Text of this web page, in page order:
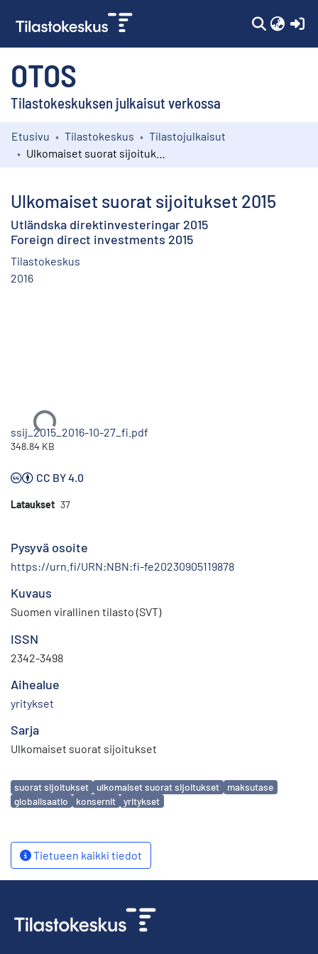
OTOS
Tilastokeskuksen julkaisut verkossa
Kokoelmat
Etusivu Tilastokeskus
Tilastojulkaisut
Ulkomaiset suorat sijoitukset 2015
Utländska direktinvesteringar 2015
Foreign direct investments 2015
Tilastokeskus
2016
Ladataan...
ssij_2015_2016-10-27_fi.pdf
348.84 KB
CC BY 4.0
Lataukset 37
Pysyvä osoite
https://urn.fi/URN:NBN:fi-fe20230905119878
Kuvaus
Suomen virallinen tilasto (SVT)
ISSN
2342-3498
Aihealue
yritykset
Sarja
Ulkomaiset suorat sijoitukset
Avainsanat
suorat sijoitukset ulkomaiset suorat sijoitukset
maksutase
globalisaatio
konsernit yritykset
Tietueen kaikki tiedot